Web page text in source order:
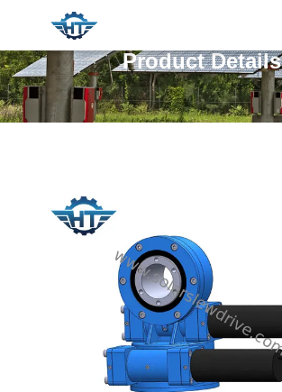
Product Details